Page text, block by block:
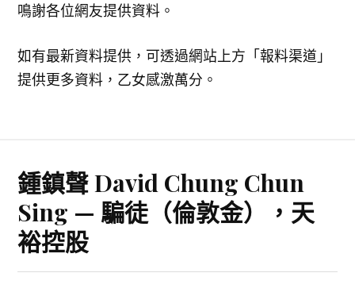
鳴謝各位網友提供資料。
如有最新資料提供，可透過網站上方「報料渠道」
提供更多資料，乙女感激萬分。
鍾鎮聲 David Chung Chun
Sing — 騙徒（倫敦金），天
裕控股